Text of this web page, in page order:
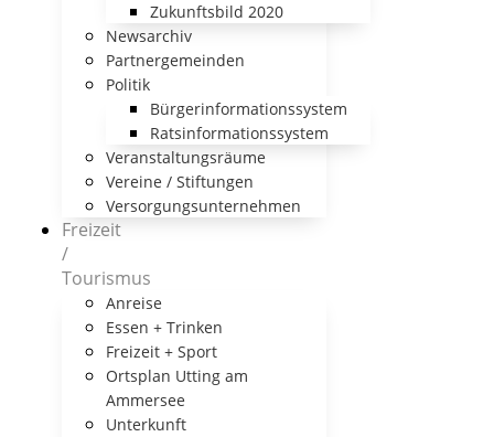
Zukunftsbild 2020
Newsarchiv
Partnergemeinden
Politik
Bürgerinformationssystem
Ratsinformationssystem
Veranstaltungsräume
Vereine / Stiftungen
Versorgungsunternehmen
Freizeit
/
Tourismus
Anreise
Essen + Trinken
Freizeit + Sport
Ortsplan Utting am
Ammersee
Unterkunft